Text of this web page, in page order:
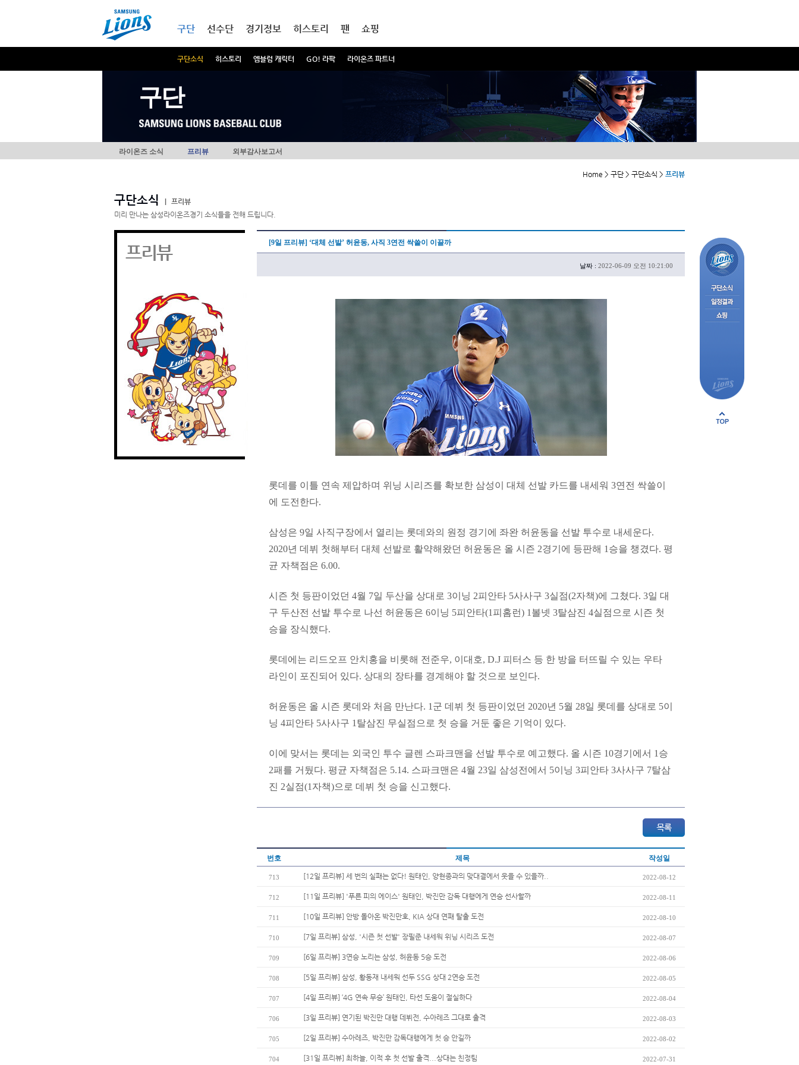
구단
구단소식 히스토리 엠블럼 캐릭터 GO! 라팍 라이온즈 파트너
선수단 경기정보 히스토리 팬 쇼핑
구단
라이온즈 소식 프리뷰 외부감사보고서
Home > 구단 > 구단소식 > 프리뷰
구단소식
프리뷰
미리 만나는 삼성라이온즈경기 소식들을 전해 드립니다.
프리뷰 [9일 프리뷰] ‘대체 선발’ 허윤동, 사직 3연전 싹쓸이 이끌까
날짜 : 2022-06-09 오전 10:21:00
롯데를 이틀 연속 제압하며 위닝 시리즈를 확보한 삼성이 대체 선발 카드를 내세워 3연전 싹쓸이
에 도전한다.
삼성은 9일 사직구장에서 열리는 롯데와의 원정 경기에 좌완 허윤동을 선발 투수로 내세운다.
2020년 데뷔 첫해부터 대체 선발로 활약해왔던 허윤동은 올 시즌 2경기에 등판해 1승을 챙겼다. 평
균 자책점은 6.00.
시즌 첫 등판이었던 4월 7일 두산을 상대로 3이닝 2피안타 5사사구 3실점(2자책)에 그쳤다. 3일 대
구 두산전 선발 투수로 나선 허윤동은 6이닝 5피안타(1피홈런) 1볼넷 3탈삼진 4실점으로 시즌 첫
승을 장식했다.
롯데에는 리드오프 안치홍을 비롯해 전준우, 이대호, D.J 피터스 등 한 방을 터뜨릴 수 있는 우타
라인이 포진되어 있다. 상대의 장타를 경계해야 할 것으로 보인다.
허윤동은 올 시즌 롯데와 처음 만난다. 1군 데뷔 첫 등판이었던 2020년 5월 28일 롯데를 상대로 5이
닝 4피안타 5사사구 1탈삼진 무실점으로 첫 승을 거둔 좋은 기억이 있다.
이에 맞서는 롯데는 외국인 투수 글렌 스파크맨을 선발 투수로 예고했다. 올 시즌 10경기에서 1승
2패를 거뒀다. 평균 자책점은 5.14. 스파크맨은 4월 23일 삼성전에서 5이닝 3피안타 3사사구 7탈삼
진 2실점(1자책)으로 데뷔 첫 승을 신고했다.
번호 제목 작성일
713 [12일 프리뷰] 세 번의 실패는 없다! 원태인, 양현종과의 맞대결에서 웃을 수 있을까.. 2022-08-12
712 [11일 프리뷰] '푸른 피의 에이스' 원태인, 박진만 감독 대행에게 연승 선사할까 2022-08-11
711 [10일 프리뷰] 안방 돌아온 박진만호, KIA 상대 연패 탈출 도전 2022-08-10
710 [7일 프리뷰] 삼성, '시즌 첫 선발' 장필준 내세워 위닝 시리즈 도전 2022-08-07
709 [6일 프리뷰] 3연승 노리는 삼성, 허윤동 5승 도전 2022-08-06
708 [5일 프리뷰] 삼성, 황동재 내세워 선두 SSG 상대 2연승 도전 2022-08-05
707 [4일 프리뷰] ‘4G 연속 무승’ 원태인, 타선 도움이 절실하다 2022-08-04
706 [3일 프리뷰] 연기된 박진만 대행 데뷔전, 수아레즈 그대로 출격 2022-08-03
705 [2일 프리뷰] 수아레즈, 박진만 감독대행에게 첫 승 안길까 2022-08-02
704 [31일 프리뷰] 최하늘, 이적 후 첫 선발 출격...상대는 친정팀 2022-07-31